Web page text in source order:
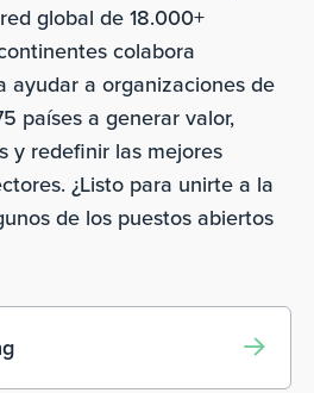
global de 18.000+
colabora
ayudar a organizaciones de
países a generar valor,
y redefinir las mejores
¿Listo para unirte a la
de los puestos abiertos